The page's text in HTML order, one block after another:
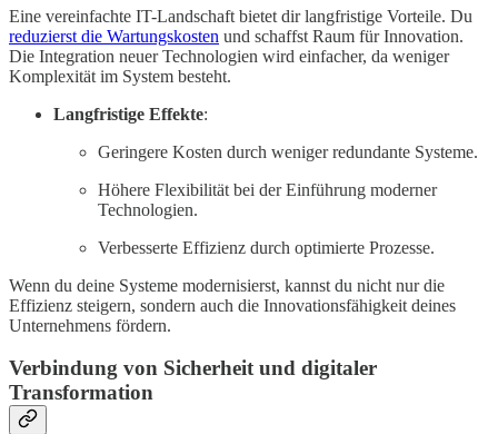
Eine vereinfachte IT-Landschaft bietet dir langfristige Vorteile. Du
reduzierst die Wartungskosten und schaffst Raum für Innovation.
Die Integration neuer Technologien wird einfacher, da weniger
Komplexität im System besteht.
Langfristige Effekte:
Geringere Kosten durch weniger redundante Systeme.
Höhere Flexibilität bei der Einführung moderner
Technologien.
Verbesserte Effizienz durch optimierte Prozesse.
Wenn du deine Systeme modernisierst, kannst du nicht nur die
Effizienz steigern, sondern auch die Innovationsfähigkeit deines
Unternehmens fördern.
Verbindung von Sicherheit und digitaler
Transformation